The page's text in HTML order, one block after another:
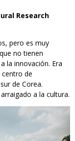
Research
pero es muy
no tienen
la innovación. Era
de
de Corea.
a la cultura.